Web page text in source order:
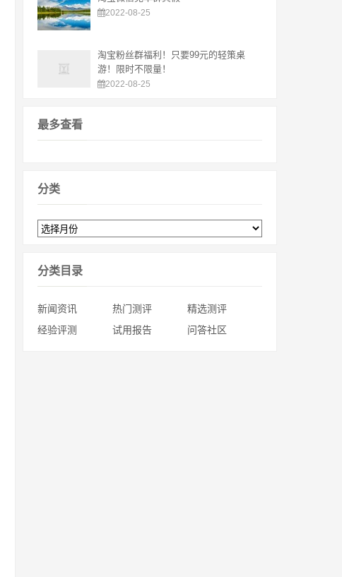
2022-08-25
淘宝粉丝群福利！只要99元的轻策桌
游！限时不限量！
2022-08-25
最多查看
分类
分类目录
新闻资讯 热门测评
精选测评
经验评测
试用报告 问答社区